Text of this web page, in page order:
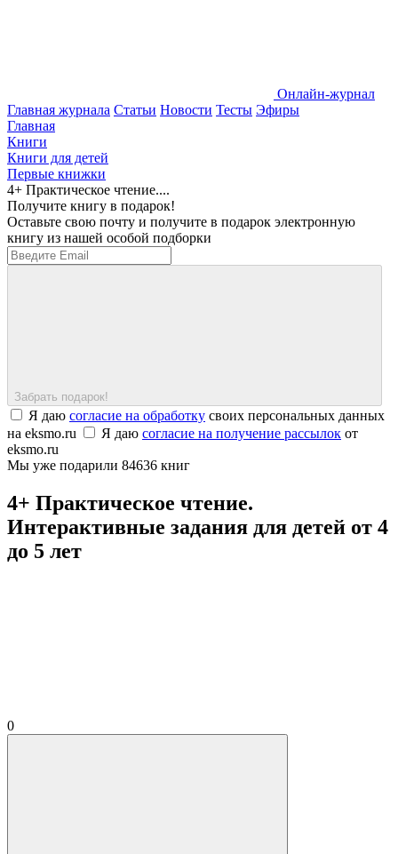
Онлайн-журнал
Главная журнала Статьи Новости Тесты Эфиры
Главная
Книги
Книги для детей
Первые книжки
4+ Практическое чтение....
Получите книгу в подарок!
Оставьте свою почту и получите в подарок электронную
книгу из нашей особой подборки
Забрать подарок!
Я даю согласие на обработку своих персональных данных
на eksmo.ru
Я даю согласие на получение рассылок от
eksmo.ru
Мы уже подарили 84636 книг
4+ Практическое чтение.
Интерактивные задания для детей от 4
до 5 лет
0